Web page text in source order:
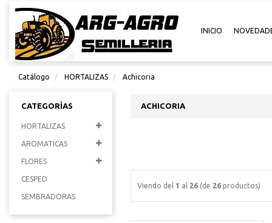
INICIO
Catálogo HORTALIZAS Achicoria
CATEGORÍAS
HORTALIZAS
AROMATICAS
FLORES
CESPED
SEMBRADORAS
ACHICORIA
Viendo del 1 al 26 (de 26 productos)